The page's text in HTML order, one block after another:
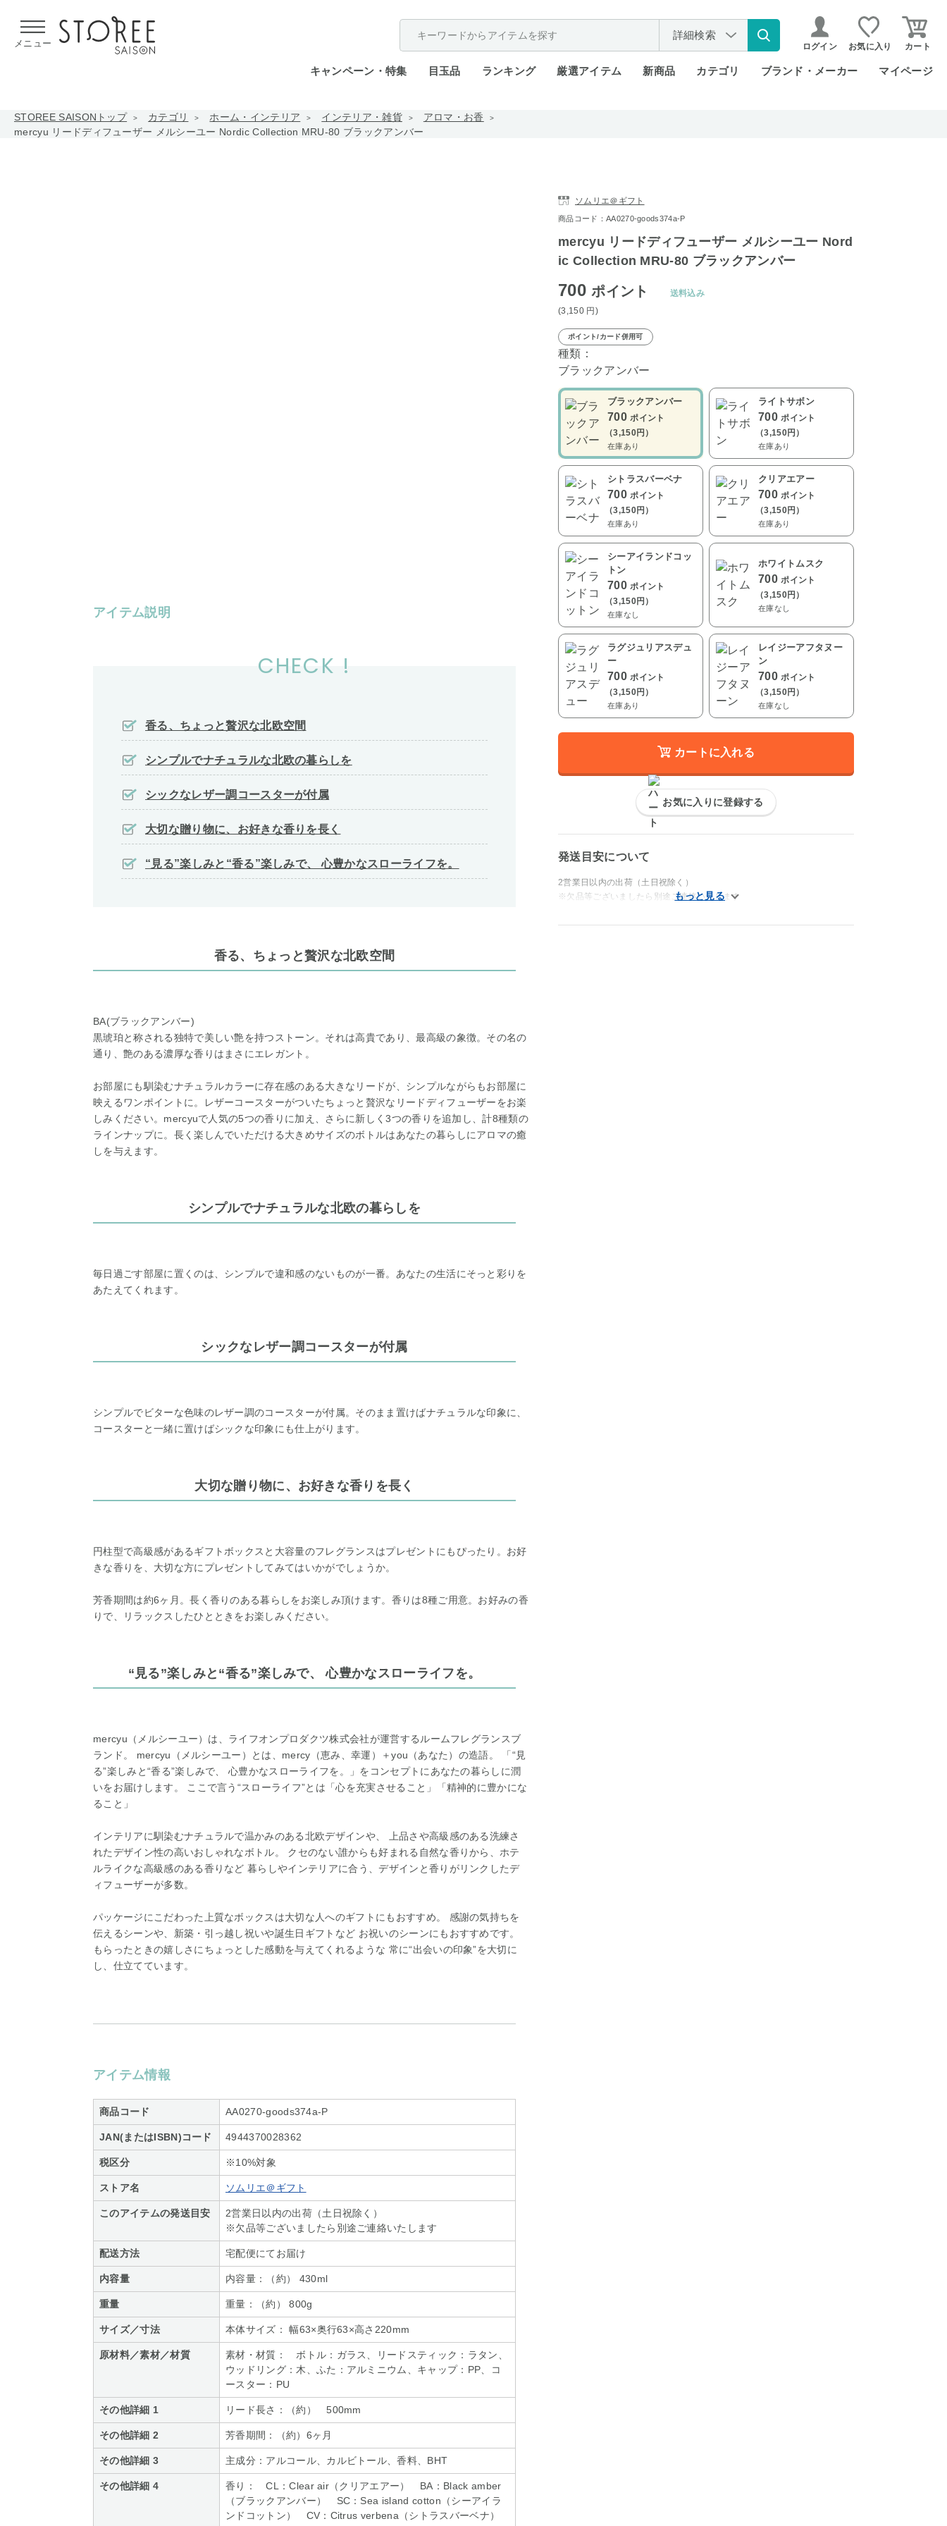
メニュー
詳細検索
ログイン お気に入り カート
キャンペーン・特集 目玉品 ランキング 厳選アイテム 新商品 カテゴリ ブランド・メーカー マイページ
STOREE SAISONトップ カテゴリ ホーム・インテリア インテリア・雑貨
アロマ・お香
mercyu リードディフューザー メルシーユー Nordic Collection MRU-80 ブラックアンバー
アイテム説明
CHECK !
香る、ちょっと贅沢な北欧空間
シンプルでナチュラルな北欧の暮らしを
シックなレザー調コースターが付属
大切な贈り物に、お好きな香りを長く
“見る”楽しみと“香る”楽しみで、 心豊かなスローライフを。
香る、ちょっと贅沢な北欧空間
BA(ブラックアンバー)
黒琥珀と称される独特で美しい艶を持つストーン。それは高貴であり、最高級の象徴。その名の
通り、艶のある濃厚な香りはまさにエレガント。
お部屋にも馴染むナチュラルカラーに存在感のある大きなリードが、シンプルながらもお部屋に
映えるワンポイントに。レザーコースターがついたちょっと贅沢なリードディフューザーをお楽
しみください。mercyuで人気の5つの香りに加え、さらに新しく3つの香りを追加し、計8種類の
ラインナップに。長く楽しんでいただける大きめサイズのボトルはあなたの暮らしにアロマの癒
しを与えます。
シンプルでナチュラルな北欧の暮らしを
毎日過ごす部屋に置くのは、シンプルで違和感のないものが一番。あなたの生活にそっと彩りを
あたえてくれます。
シックなレザー調コースターが付属
シンプルでビターな色味のレザー調のコースターが付属。そのまま置けばナチュラルな印象に、
コースターと一緒に置けばシックな印象にも仕上がります。
大切な贈り物に、お好きな香りを長く
円柱型で高級感があるギフトボックスと大容量のフレグランスはプレゼントにもぴったり。お好
きな香りを、大切な方にプレゼントしてみてはいかがでしょうか。
芳香期間は約6ヶ月。長く香りのある暮らしをお楽しみ頂けます。香りは8種ご用意。お好みの香
りで、リラックスしたひとときをお楽しみください。
“見る”楽しみと“香る”楽しみで、 心豊かなスローライフを。
mercyu（メルシーユー）は、ライフオンプロダクツ株式会社が運営するルームフレグランスブ
ランド。 mercyu（メルシーユー）とは、mercy（恵み、幸運）＋you（あなた）の造語。 「“見
る”楽しみと“香る”楽しみで、 心豊かなスローライフを。」をコンセプトにあなたの暮らしに潤
いをお届けします。 ここで言う“スローライフ”とは「心を充実させること」「精神的に豊かにな
ること」
インテリアに馴染むナチュラルで温かみのある北欧デザインや、 上品さや高級感のある洗練さ
れたデザイン性の高いおしゃれなボトル。 クセのない誰からも好まれる自然な香りから、ホテ
ルライクな高級感のある香りなど 暮らしやインテリアに合う、デザインと香りがリンクしたデ
ィフューザーが多数。
パッケージにこだわった上質なボックスは大切な人へのギフトにもおすすめ。 感謝の気持ちを
伝えるシーンや、新築・引っ越し祝いや誕生日ギフトなど お祝いのシーンにもおすすめです。
もらったときの嬉しさにちょっとした感動を与えてくれるような 常に“出会いの印象”を大切に
し、仕立てています。
アイテム情報
商品コード AA0270-goods374a-P
JAN(またはISBN)コード 4944370028362
税区分 ※10%対象
ストア名 ソムリエ＠ギフト
このアイテムの発送目安
2営業日以内の出荷（土日祝除く）
※欠品等ございましたら別途ご連絡いたします
配送方法 宅配便にてお届け
内容量 内容量：（約） 430ml
重量 重量：（約） 800g
サイズ／寸法 本体サイズ： 幅63×奥行63×高さ220mm
原材料／素材／材質
素材・材質： ボトル：ガラス、リードスティック：ラタン、
ウッドリング：木、ふた：アルミニウム、キャップ：PP、コ
ースター：PU
その他詳細 1 リード長さ：（約） 500mm
その他詳細 2 芳香期間：（約）6ヶ月
その他詳細 3 主成分：アルコール、カルビトール、香料、BHT
その他詳細 4
香り： CL：Clear air（クリアエアー） BA：Black amber
（ブラックアンバー） SC：Sea island cotton（シーアイラ
ンドコットン） CV：Citrus verbena（シトラスバーベナ）
ソムリエ＠ギフト
商品コード：AA0270-goods374a-P
mercyu リードディフューザー メルシーユー Nord
ic Collection MRU-80 ブラックアンバー
700ポイント
(3,150 円 )
送料込み
ポイント/カード併用可
種類：
ブラックアンバー
ブラックアンバー
700 ポイント
（3,150円）
在庫あり
ライトサボン
700 ポイント
（3,150円）
在庫あり
シトラスバーベナ
700 ポイント
（3,150円）
在庫あり
クリアエアー
700 ポイント
（3,150円）
在庫あり
シーアイランドコッ
トン
700 ポイント
（3,150円）
在庫なし
ホワイトムスク
700 ポイント
（3,150円）
在庫なし
ラグジュリアスデュ
ー
700 ポイント
（3,150円）
在庫あり
レイジーアフタヌー
ン
700 ポイント
（3,150円）
在庫なし
カートに入れる
お気に入りに登録する
発送目安について
2営業日以内の出荷（土日祝除く）
※欠品等ございましたら別途ご連絡いたします